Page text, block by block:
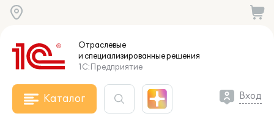
Отраслевые
и специализированныерешения
1С:Предприятие
Каталог Вход